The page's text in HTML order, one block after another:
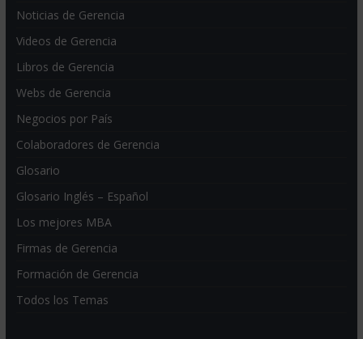
Noticias de Gerencia
Videos de Gerencia
Libros de Gerencia
Webs de Gerencia
Negocios por País
Colaboradores de Gerencia
Glosario
Glosario Inglés – Español
Los mejores MBA
Firmas de Gerencia
Formación de Gerencia
Todos los Temas